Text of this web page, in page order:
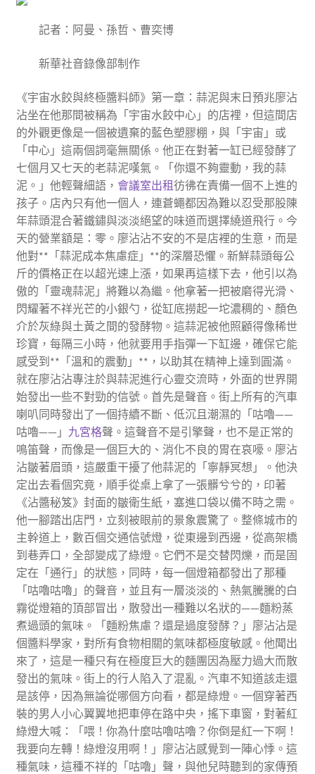
記者：阿曼、孫哲、曹奕博
新華社音錄像部制作
《宇宙水餃與終極醬料師》第一章：蒜泥與末日預兆廖沾
沾坐在他那間被稱為「宇宙水餃中心」的店裡，但這間店
的外觀更像是一個被遺棄的藍色塑膠棚，與「宇宙」或
「中心」這兩個詞毫無關係。他正在對著一缸已經發酵了
七個月又七天的老蒜泥嘆氣。「你還不夠靈動，我的蒜
泥。」他輕聲細語， 會議室出租彷彿在責備一個不上進的
孩子。店內只有他一個人，連蒼蠅都因為難以忍受那股陳
年蒜頭混合著鐵鏽與淡淡絕望的味道而選擇繞道飛行。今
天的營業額是：零。廖沾沾不安的不是店裡的生意，而是
他對**「蒜泥成本焦慮症」**的深層恐懼。新鮮蒜頭每公
斤的價格正在以超光速上漲，如果再這樣下去，他引以為
傲的「靈魂蒜泥」將難以為繼。他拿著一把被磨得光滑、
閃耀著不祥光芒的小銀勺，從缸底撈起一坨濃稠的、顏色
介於灰綠與土黃之間的發酵物。這蒜泥被他照顧得像稀世
珍寶，每隔三小時，他就要用手指彈一下缸邊，確保它能
感受到**「溫和的震動」**，以助其在精神上達到圓滿。
就在廖沾沾專注於與蒜泥進行心靈交流時，外面的世界開
始發出一些不對勁的信號。首先是聲音。街上所有的汽車
喇叭同時發出了一個持續不斷、低沉且潮濕的「咕嚕——
咕嚕——」 九宮格聲。這聲音不是引擎聲，也不是正常的
鳴笛聲，而像是一個巨大的、消化不良的胃在哀嚎。廖沾
沾皺著眉頭，這嚴重干擾了他蒜泥的「寧靜冥想」。他決
定出去看個究竟，順手從桌上拿了一張髒兮兮的，印著
《沾醬秘笈》封面的皺衛生紙，塞進口袋以備不時之需。
他一腳踏出店門，立刻被眼前的景象震驚了。整條城市的
主幹道上，數百個交通信號燈，從東邊到西邊，從高架橋
到巷弄口，全部變成了綠燈。它們不是交替閃爍，而是固
定在「通行」的狀態，同時，每一個燈箱都發出了那種
「咕嚕咕嚕」的聲音，並且有一層淡淡的、熱氣騰騰的白
霧從燈箱的頂部冒出，散發出一種難以名狀的——麵粉蒸
煮過頭的氣味。「麵粉焦慮？還是過度發酵？」廖沾沾是
個醬料學家，對所有食物相關的氣味都極度敏感。他聞出
來了，這是一種只有在極度巨大的麵團因為壓力過大而散
發出的氣味。街上的行人陷入了混亂。汽車不知道該走還
是該停，因為無論從哪個方向看，都是綠燈。一個穿著西
裝的男人小心翼翼地把車停在路中央，搖下車窗，對著紅
綠燈大喊：「喂！你為什麼咕嚕咕嚕？你倒是紅一下啊！
我要向左轉！綠燈沒用啊！」廖沾沾感覺到一陣心悸。這
種氣味，這種不祥的「咕嚕」聲，與他兒時聽到的家傳預